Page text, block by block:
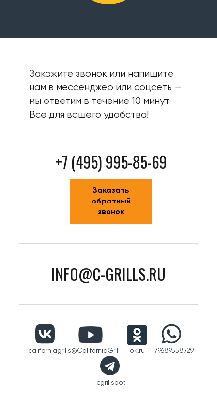
Закажите звонок или напишите
нам в мессенджер или соцсеть —
мы ответим в течение 10 минут.
Все для вашего удобства!
+7 (495) 995-85-69
Заказать
обратный
звонок
INFO@C-GRILLS.RU
californiagrills@CaliforniaGrill ok.ru 79689558729
cgrillsbot